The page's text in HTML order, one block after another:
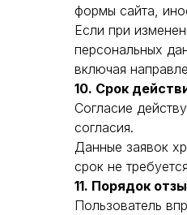
формы сайта,
Если при
персональных
включая
10. Срок
Согласие
согласия.
Данные заявок
срок не
11. Порядок
Пользователь